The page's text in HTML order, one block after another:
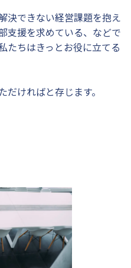
決できない経営課題を抱え
支援を求めている、などで
たちはきっとお役に立てる
ければと存じます。